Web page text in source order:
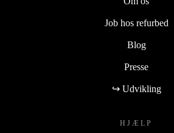
Job hos refurbed
Blog
Presse
↪ Udvikling
HJÆLP